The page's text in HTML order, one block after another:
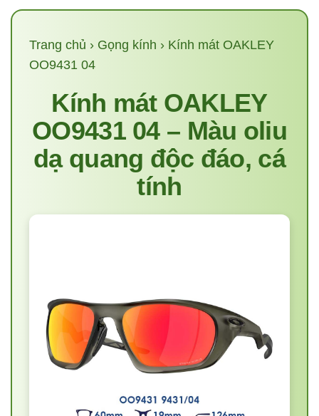
Trang chủ › Gọng kính › Kính mát OAKLEY
OO9431 04
Kính mát OAKLEY
OO9431 04 – Màu oliu
dạ quang độc đáo, cá
tính